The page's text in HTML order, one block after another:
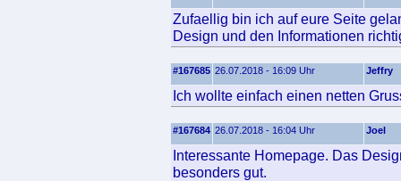
Zufaellig bin ich auf eure Seite
Design und den Informationen
#167685 26.07.2018 - 16:09 Uhr Jeffry
Ich wollte einfach einen netten
#167684 26.07.2018 - 16:04 Uhr Joel
Interessante Homepage. Das
besonders gut.